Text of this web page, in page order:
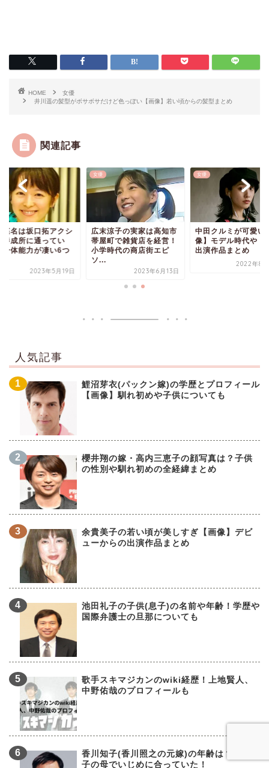
HOME
女優
井川遥の髪型がボサボサだけど色っぽい【画像】若い頃からの髪型まとめ
関連記事
菜名は坂口拓アクシ
養成所に通ってい
身体能力が凄い6つ
2023年5月19日
女優
広末涼子の実家は高知市
帯屋町で雑貨店を経営！
小学時代の商店街エピ
ソ...
2023年6月13日
女優
中田クルミが可愛い
像】モデル時代やド
出演作品まとめ
2022年8
人気記事
鯉沼芽衣(パックン嫁)の学歴とプロフィール
【画像】馴れ初めや子供についても
櫻井翔の嫁・高内三恵子の顔写真は？子供
の性別や馴れ初めの全経緯まとめ
余貴美子の若い頃が美しすぎ【画像】デビ
ューからの出演作品まとめ
池田礼子の子供(息子)の名前や年齢！学歴や
国際弁護士の旦那についても
歌手スキマジカンのwiki経歴！上地賢人、
中野佑哉のプロフィールも
香川知子(香川照之の元嫁)の年齢は？市川團
子の母でいじめに合っていた！